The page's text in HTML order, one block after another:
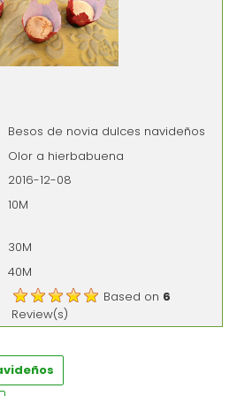
Besos de novia dulces navideños
Olor a hierbabuena
2016-12-08
10M
30M
40M
Based on 6
Review(s)